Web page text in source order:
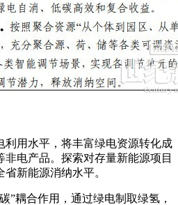
利用水平，将丰富绿电资源转化成
电产品。探索对存量新能源项目
新能源消纳水平。
耦合作用，通过绿电制取绿氢，